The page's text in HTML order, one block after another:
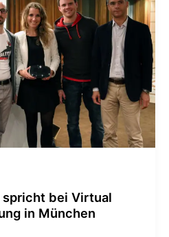
spricht bei Virtual
in München